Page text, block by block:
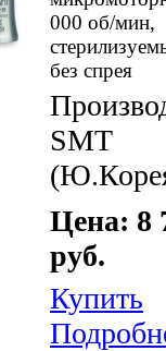
000 об/мин,
без спрея
SMT
Цена: 8
руб.
Купить